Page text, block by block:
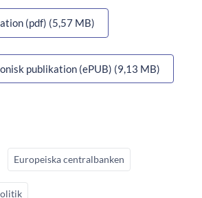
(pdf) (5,57 MB)
publikation (ePUB) (9,13 MB)
Europeiska centralbanken